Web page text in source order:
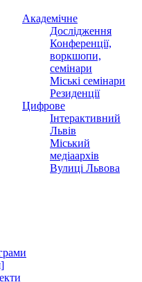
Академічне
Дослідження
Конференції,
воркшопи,
семінари
Міські семінари
Резиденції
Цифрове
Інтерактивний
Львів
Міський
медіаархів
Вулиці Львова